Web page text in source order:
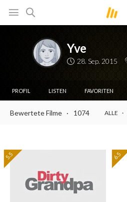
Yve
28. Sep. 2015
PROFIL LISTEN FAVORITEN
Bewertete Filme 1074 ALLE
5.5 6.5